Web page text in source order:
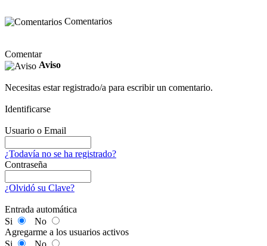
Comentarios
Comentar
Aviso
Necesitas estar registrado/a para escribir un comentario.
Identificarse
Usuario o Email
¿Todavía no se ha registrado?
Contraseña
¿Olvidó su Clave?
Entrada automática
Si
No
Agregarme a los usuarios activos
Si
No